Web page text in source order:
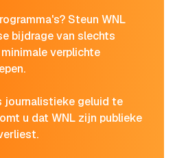
Steun WNL
bijdrage van slechts
verplichte
journalistieke geluid te
u dat WNL zijn publieke